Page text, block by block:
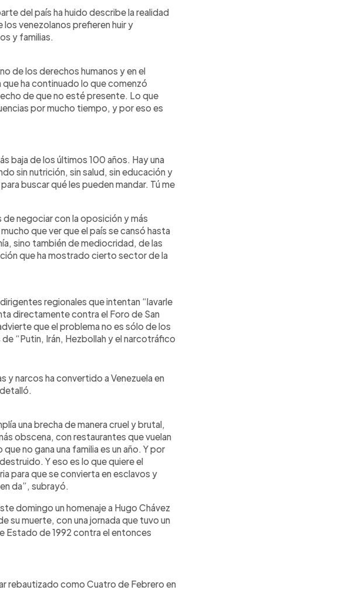
del país ha huido describe la realidad
los venezolanos prefieren huir y
y familias.
de los derechos humanos y en el
ha continuado lo que comenzó
de que no esté presente. Lo que
por mucho tiempo, y por eso es
baja de los últimos 100 años. Hay una
sin nutrición, sin salud, sin educación y
buscar qué les pueden mandar. Tú me
negociar con la oposición y más
que ver que el país se cansó hasta
sino también de mediocridad, de las
que ha mostrado cierto sector de la
regionales que intentan “lavarle
directamente contra el Foro de San
que el problema no es sólo de los
“Putin, Irán, Hezbollah y el narcotráfico
y narcos ha convertido a Venezuela en
una brecha de manera cruel y brutal,
obscena, con restaurantes que vuelan
no gana una familia es un año. Y por
Y eso es lo que quiere el
para que se convierta en esclavos y
da”, subrayó.
domingo un homenaje a Hugo Chávez
su muerte, con una jornada que tuvo un
Estado de 1992 contra el entonces
rebautizado como Cuatro de Febrero en